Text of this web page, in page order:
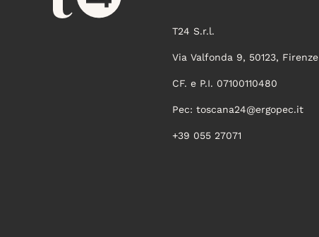
T24 S.r.l.
Via Valfonda 9, 50123, Firenze
CF. e P.I. 07100110480
Pec: toscana24@ergopec.it
+39 055 27071